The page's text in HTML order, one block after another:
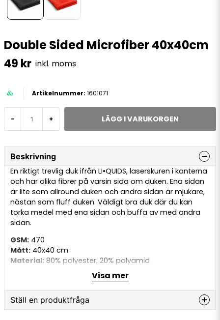
Double Sided Microfiber 40x40cm
49 kr inkl. moms
1601071
- + LÄGG I VARUKORGEN
Beskrivning
En riktigt trevlig duk ifrån LI•QUIDS, laserskuren i kanterna
och har olika fibrer på varsin sida om duken. Ena sidan
är lite som allround duken och andra sidan är mjukare,
nästan som fluff duken. Väldigt bra duk där du kan
torka medel med ena sidan och buffa av med andra
sidan.
GSM: 470
Mått: 40x40 cm
Material: 80% polyester, 20% polyamid
Skötselråd:
Tvättas i tvättmaskin i 30-40 grader. "Vanligt"
tvättmedel bör undvikas då detta kan skada
Visa mer
Ställ en produktfråga